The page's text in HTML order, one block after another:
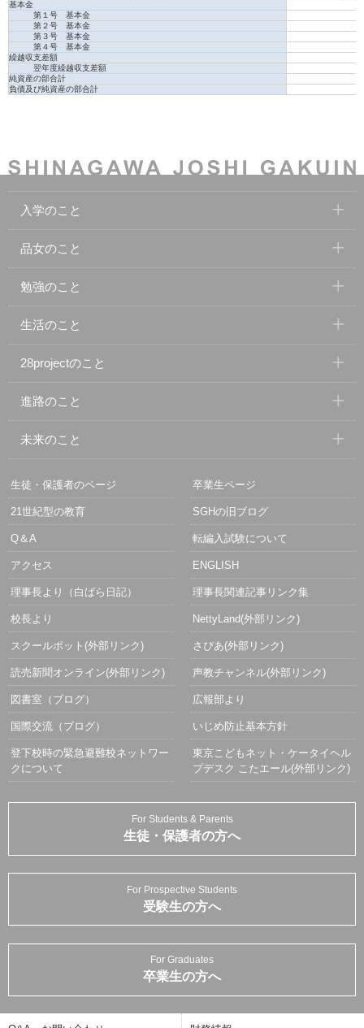
基本金
第１号 基本金
第２号 基本金
第３号 基本金
第４号 基本金
繰越収支差額
翌年度繰越収支差額
純資産の部合計
負債及び純資産の部合計
入学のこと
品女のこと
勉強のこと
生活のこと
28projectのこと
進路のこと
未来のこと
生徒・保護者のページ 卒業生ページ
21世紀型の教育 SGHの旧ブログ
Q＆A 転編入試験について
アクセス ENGLISH
理事長より（白ばら日記） 理事長関連記事リンク集
校長より NettyLand(外部リンク)
スクールポット(外部リンク) さぴあ(外部リンク)
読売新聞オンライン(外部リンク) 声教チャンネル(外部リンク)
図書室（ブログ） 広報部より
国際交流（ブログ） いじめ防止基本方針
登下校時の緊急避難校ネットワー
クについて
東京こどもネット・ケータイヘル
プデスク こたエール(外部リンク)
For Students & Parents
生徒・保護者の方へ
For Prospective Students
受験生の方へ
For Graduates
卒業生の方へ